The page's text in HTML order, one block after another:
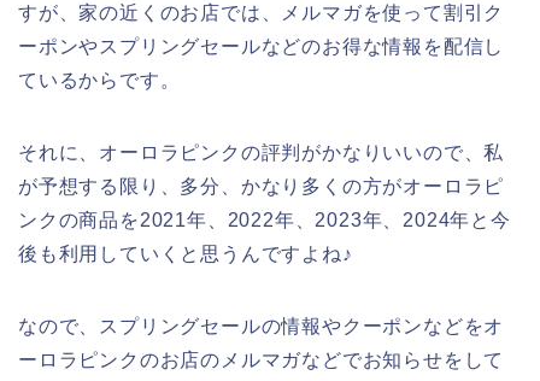
すが、家の近くのお店では、メルマガを使って割引ク
ーポンやスプリングセールなどのお得な情報を配信し
ているからです。
それに、オーロラピンクの評判がかなりいいので、私
が予想する限り、多分、かなり多くの方がオーロラピ
ンクの商品を2021年、2022年、2023年、2024年と今
後も利用していくと思うんですよね♪
なので、スプリングセールの情報やクーポンなどをオ
ーロラピンクのお店のメルマガなどでお知らせをして